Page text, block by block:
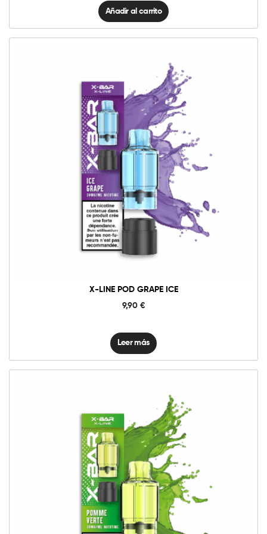
Añadir al carrito
X-LINE POD GRAPE ICE
9,90 €
Leer más
X-